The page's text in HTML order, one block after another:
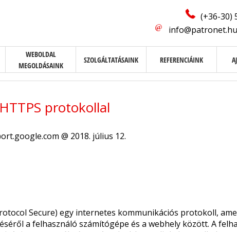
(+36-30)
info@patronet.hu
WEBOLDAL
MEGOLDÁSAINK
SZOLGÁLTATÁSAINK REFERENCIÁINK
protokollal
@ 2018. július 12.
Secure) egy internetes kommunikációs protokoll,
a felhasználó számítógépe és a webhely között. A